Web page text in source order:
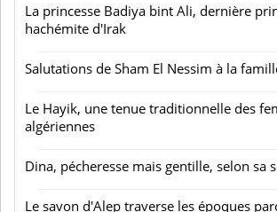
La princesse Badiya bint Ali, dernière
hachémite d'Irak
Salutations de Sham El Nessim à la
Le Hayik, une tenue traditionnelle des
algériennes
Dina, pécheresse mais gentille, selon sa
Le savon d'Alep traverse les époques